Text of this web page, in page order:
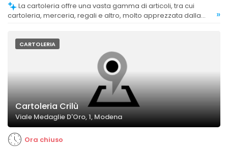
cartoleria, merceria, regali e altro, molto apprezzata dalla
»
CARTOLERIA
Cartoleria Crilù
Viale Medaglie D'Oro, 1, Modena
Ora chiuso